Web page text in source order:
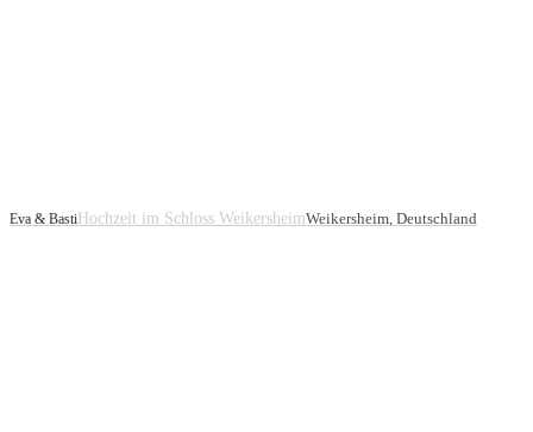
Eva & Basti Hochzeit im Schloss WeikersheimWeikersheim, Deutschland